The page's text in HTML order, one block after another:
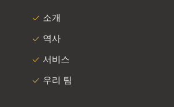
소개
역사
서비스
우리 팀